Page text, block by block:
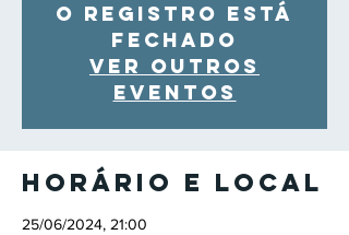
O registro está
fechado
Ver outros
eventos
Horário e local
25/06/2024, 21:00